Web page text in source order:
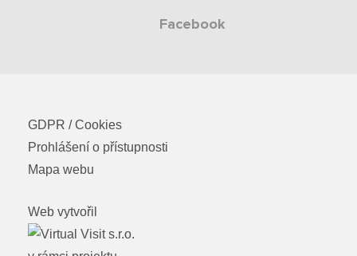
Facebook
GDPR / Cookies
Prohlášení o přístupnosti
Mapa webu
Web vytvořil